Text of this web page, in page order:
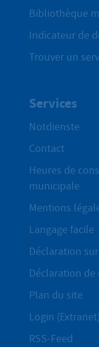
Bibliothèque
Indicateur de
Trouver un
Services
Notdienste
Contact
Heures de
municipale
Mentions
Langage facile
Déclaration
Déclaration
Plan du site
Login (Extranet)
RSS-Feed